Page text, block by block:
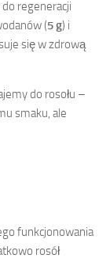
regeneracji
(5 g) i
się w zdrową
do rosołu –
smaku, ale
funkcjonowania
rosół